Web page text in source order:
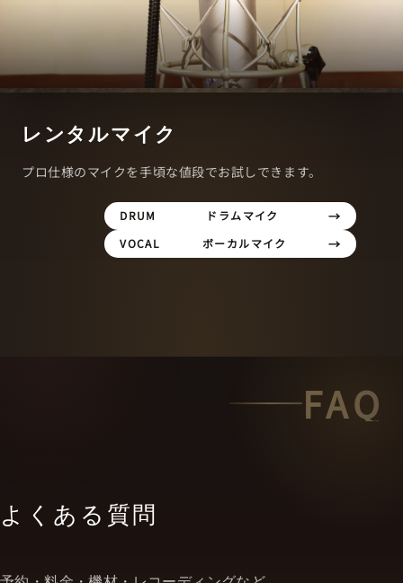
レンタルマイク
プロ仕様のマイクを手頃な値段でお試しできます。
DRUM
ドラムマイク
VOCAL
ボーカルマイク
FAQ
よくある質問